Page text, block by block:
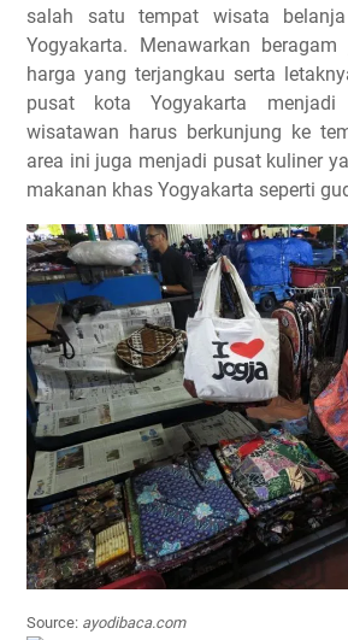
salah satu tempat wisata
Yogyakarta. Menawarkan
harga yang terjangkau serta
pusat kota Yogyakarta menjadi
wisatawan harus berkunjung ke
area ini juga menjadi pusat kuliner
makanan khas Yogyakarta seperti
Source: ayodibaca.com